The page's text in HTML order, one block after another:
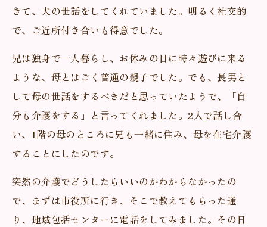
きて、犬の世話をしてくれていました。明るく社交的
で、ご近所付き合いも得意でした。
兄は独身で一人暮らし、お休みの日に時々遊びに来る
ような、母とはごく普通の親子でした。でも、長男と
して母の世話をするべきだと思っていたようで、「自
分も介護をする」と言ってくれました。2人で話し合
い、1階の母のところに兄も一緒に住み、母を在宅介護
することにしたのです。
突然の介護でどうしたらいいのかわからなかったの
で、まずは市役所に行き、そこで教えてもらった通
り、地域包括センターに電話をしてみました。その日